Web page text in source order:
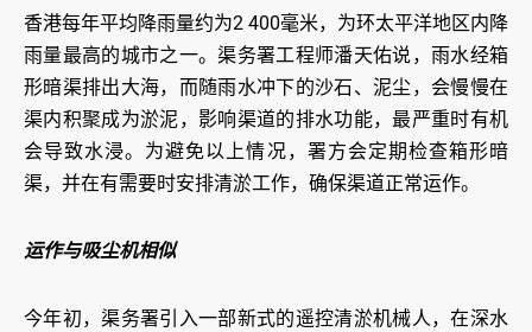
香港每年平均降雨量约为2 400毫米，为环太平洋地区内降
雨量最高的城市之一。渠务署工程师潘天佑说，雨水经箱
形暗渠排出大海，而随雨水冲下的沙石、泥尘，会慢慢在
渠内积聚成为淤泥，影响渠道的排水功能，最严重时有机
会导致水浸。为避免以上情况，署方会定期检查箱形暗
渠，并在有需要时安排清淤工作，确保渠道正常运作。
运作与吸尘机相似
今年初，渠务署引入一部新式的遥控清淤机械人，在深水